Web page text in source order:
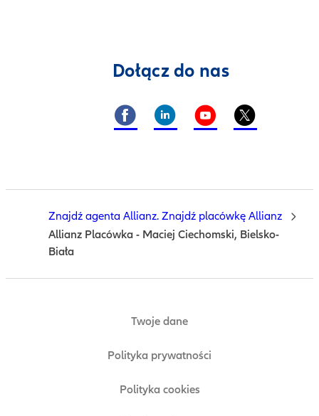
Dołącz do nas
Twoje dane
Polityka prywatności
Polityka cookies
Znajdź agenta Allianz. Znajdź placówkę Allianz
Allianz Placówka - Maciej Ciechomski, Bielsko-
Biała